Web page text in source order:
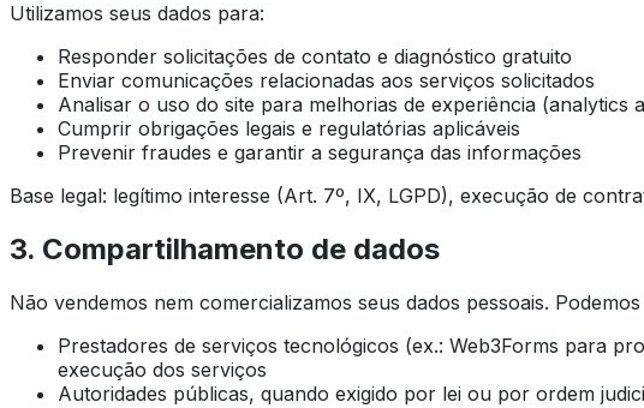
Utilizamos seus dados para:
Responder solicitações de contato e diagnóstico gratuito
Enviar comunicações relacionadas aos serviços solicitados
Analisar o uso do site para melhorias de experiência (analytics
Cumprir obrigações legais e regulatórias aplicáveis
Prevenir fraudes e garantir a segurança das informações
Base legal: legítimo interesse (Art. 7º, IX, LGPD), execução de
3. Compartilhamento de dados
Não vendemos nem comercializamos seus dados pessoais.
Prestadores de serviços tecnológicos (ex.: Web3Forms para
execução dos serviços
Autoridades públicas, quando exigido por lei ou por ordem